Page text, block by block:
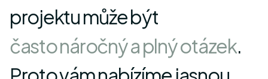
projektumůžebýt
častonáročnýaplnýotázek.